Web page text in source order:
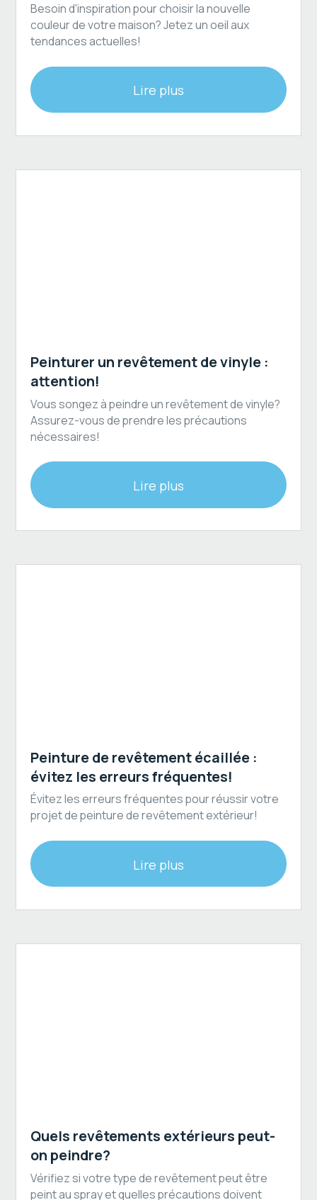
Besoin d'inspiration pour choisir la nouvelle
couleur de votre maison? Jetez un oeil aux
tendances actuelles!
Lire plus
Peinturer un revêtement de vinyle :
attention!
Vous songez à peindre un revêtement de vinyle?
Assurez-vous de prendre les précautions
nécessaires!
Lire plus
Peinture de revêtement écaillée :
évitez les erreurs fréquentes!
Évitez les erreurs fréquentes pour réussir votre
projet de peinture de revêtement extérieur!
Lire plus
Quels revêtements extérieurs peut-
on peindre?
Vérifiez si votre type de revêtement peut être
peint au spray et quelles précautions doivent